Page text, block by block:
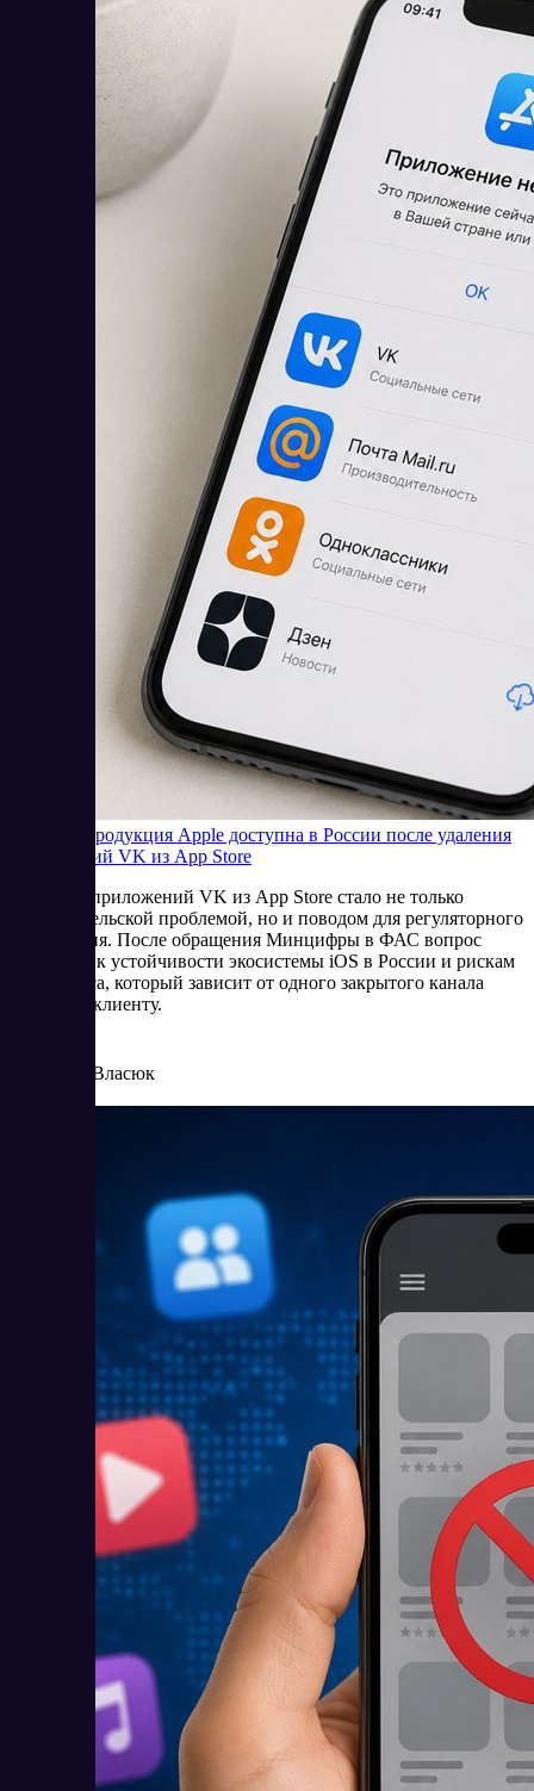
Будет ли продукция Apple доступна в России после удаления
приложений VK из App Store
Удаление приложений VK из App Store стало не только
пользовательской проблемой, но и поводом для регуляторного
обсуждения. После обращения Минцифры в ФАС вопрос
сместился к устойчивости экосистемы iOS в России и рискам
для бизнеса, который зависит от одного закрытого канала
доступа к клиенту.
Елена Власюк